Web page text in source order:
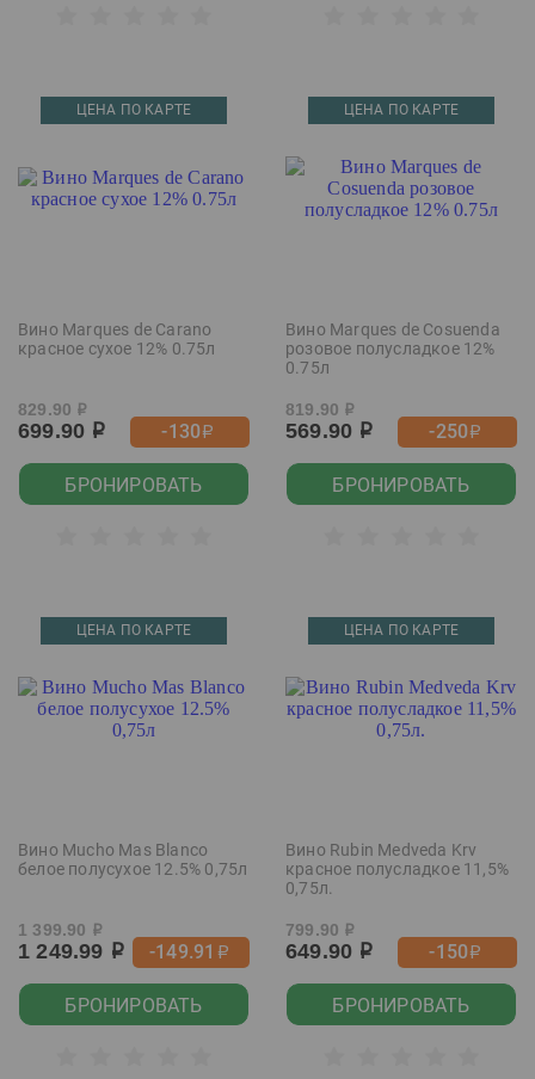
ЦЕНА ПО КАРТЕ
Вино Marques de Carano
красное сухое 12% 0.75л
829.90 р
699.90 р -130р
БРОНИРОВАТЬ
ЦЕНА ПО КАРТЕ
Вино Marques de Cosuenda
розовое полусладкое 12%
0.75л
819.90 р
569.90 р -250р
БРОНИРОВАТЬ
ЦЕНА ПО КАРТЕ
Вино Mucho Mas Blanco
белое полусухое 12.5% 0,75л
1 399.90 р
1 249.99 р -149.91 р
БРОНИРОВАТЬ
ЦЕНА ПО КАРТЕ
Вино Rubin Medveda Krv
красное полусладкое 11,5%
0,75л.
799.90 р
649.90 р -150р
БРОНИРОВАТЬ